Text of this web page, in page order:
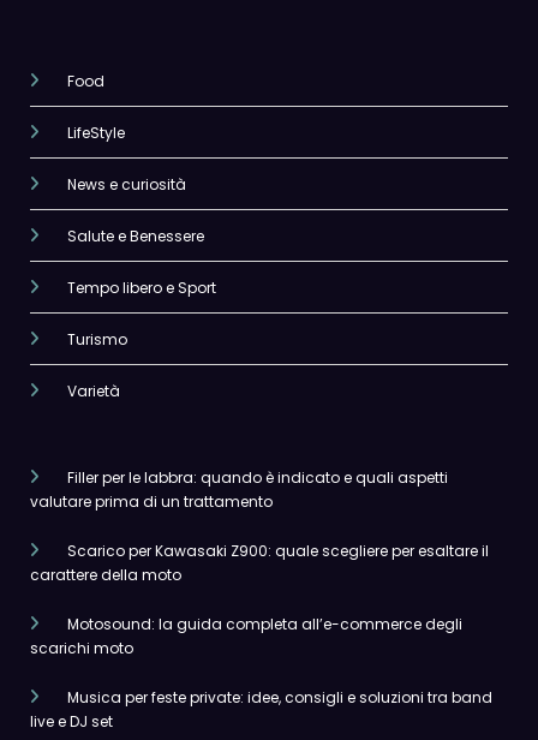
Food
LifeStyle
News e curiosità
Salute e Benessere
Tempo libero e Sport
Turismo
Varietà
Filler per le labbra: quando è indicato e quali aspetti
valutare prima di un trattamento
Scarico per Kawasaki Z900: quale scegliere per esaltare il
carattere della moto
Motosound: la guida completa all’e-commerce degli
scarichi moto
Musica per feste private: idee, consigli e soluzioni tra band
live e DJ set